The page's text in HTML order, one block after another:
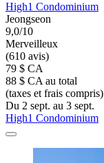
High1 Condominium
Jeongseon
9,0/10
Merveilleux
(610 avis)
79 $ CA
88 $ CA au total
(taxes et frais compris)
Du 2 sept. au 3 sept.
High1 Condominium